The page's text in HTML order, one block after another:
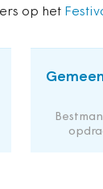
op het